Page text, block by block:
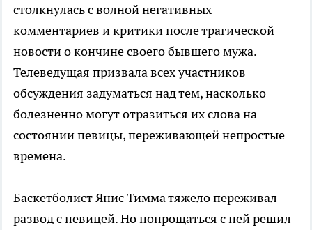
столкнулась с волной негативных
комментариев и критики после трагической
новости о кончине своего бывшего мужа.
Телеведущая призвала всех участников
обсуждения задуматься над тем, насколько
болезненно могут отразиться их слова на
состоянии певицы, переживающей непростые
времена.
Баскетболист Янис Тимма тяжело переживал
развод с певицей. Но попрощаться с ней решил